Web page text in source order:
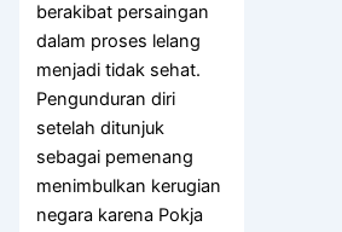
berakibat persaingan
dalam proses lelang
menjadi tidak sehat.
Pengunduran diri
setelah ditunjuk
sebagai pemenang
menimbulkan kerugian
negara karena Pokja